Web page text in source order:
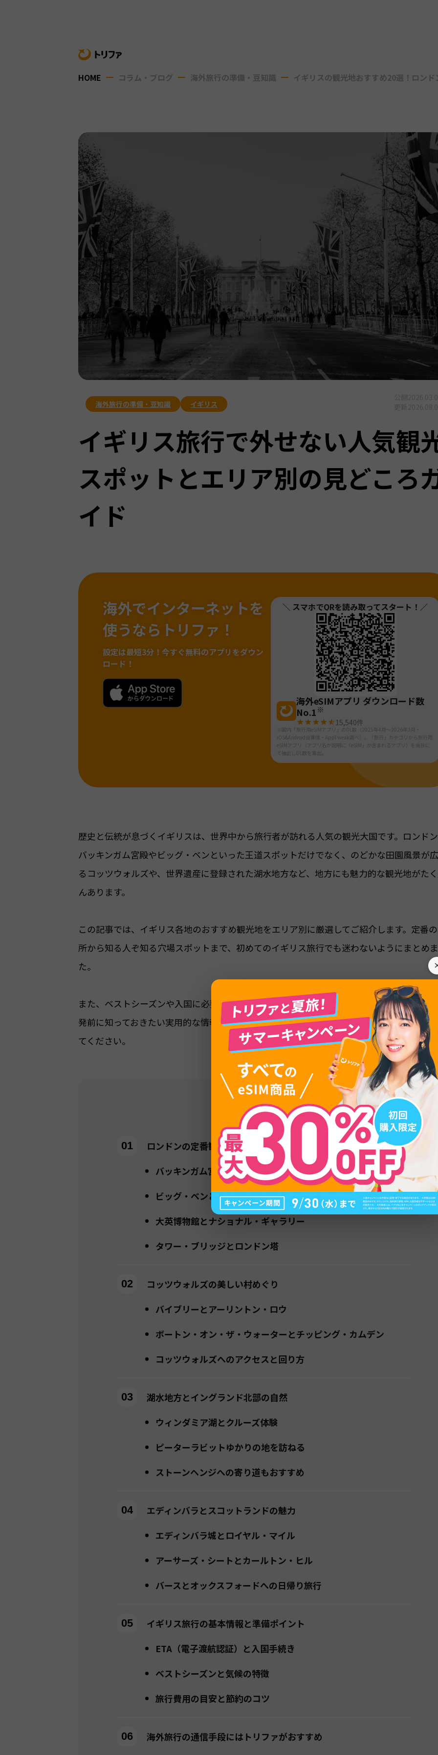
HOME コラム・ブログ 海外旅行の準備・豆知識 イギリスの観光地おすすめ20選！ロン
海外旅行の準備・豆知識 イギリス
イギリス旅行で外せない人気観
スポットとエリア別の見どころ
イド
海外でインターネットを
使うならトリファ！
設定は最短3分！ 今すぐ無料のアプリをダウン
ロード！
＼ スマホでQRを読み取ってスタート！／
海外eSIMアプリ ダウンロード数
No.1※
15,540件
※国内「旅行用eSIMアプリ」のDL数（2025年4月～2026年3月・
iOS&Android合算値・AppTweak調べ）。「旅行」カテゴリから旅行用
eSIMアプリ（アプリ名か説明に「eSIM」が含まれるアプリ）を当社に
て抽出しDL数を算出。
歴史と伝統が息づくイギリスは、世界中から旅行者が訪れる人気の観光大国です。ロンド
バッキンガム宮殿やビッグ・ベンといった王道スポットだけでなく、のどかな田園風景が
るコッツウォルズや、世界遺産に登録された湖水地方など、地方にも魅力的な観光地がた
んあります。
この記事では、イギリス各地のおすすめ観光地をエリア別に厳選してご紹介します。定番
所から知る人ぞ知る穴場スポットまで、初めてのイギリス旅行でも迷わないようにまとめ
た。
また、ベストシーズンや入国に必要なETA（電子渡航認証）の情報、旅行費用の目安など
発前に知っておきたい実用的な情報もあわせて解説しています。ぜひ旅行計画の参考にし
てください。
目次
ロンドンの定番観光スポット
バッキンガム宮殿と衛兵交代式
ビッグ・ベンとウェストミンスター周辺
大英博物館とナショナル・ギャラリー
タワー・ブリッジとロンドン塔
コッツウォルズの美しい村めぐり
バイブリーとアーリントン・ロウ
ボートン・オン・ザ・ウォーターとチッピング・カムデン
コッツウォルズへのアクセスと回り方
湖水地方とイングランド北部の自然
ウィンダミア湖とクルーズ体験
ピーターラビットゆかりの地を訪ねる
ストーンヘンジへの寄り道もおすすめ
エディンバラとスコットランドの魅力
エディンバラ城とロイヤル・マイル
アーサーズ・シートとカールトン・ヒル
バースとオックスフォードへの日帰り旅行
イギリス旅行の基本情報と準備ポイント
ETA（電子渡航認証）と入国手続き
ベストシーズンと気候の特徴
旅行費用の目安と節約のコツ
海外旅行の通信手段にはトリファがおすすめ